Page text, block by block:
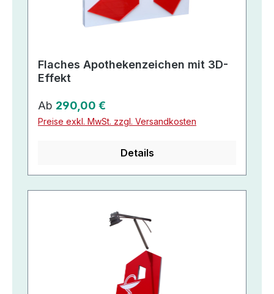
Flaches Apothekenzeichen mit 3D-
Effekt
Regulärer Preis:
Ab 290,00 €
Preise exkl. MwSt. zzgl. Versandkosten
Details